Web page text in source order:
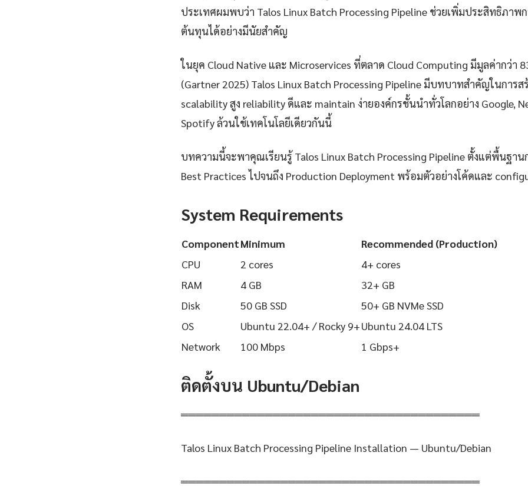
ประเทศผมพบว่า Talos Linux Batch Processing Pipeline ช่วยเพิ่มประสิทธิภาพ
ต้นทุนได้อย่างมีนัยสำคัญ
ในยุค Cloud Native และ Microservices ที่ตลาด Cloud Computing มีมูลค่ากว่า
(Gartner 2025) Talos Linux Batch Processing Pipeline มีบทบาทสำคัญในการ
scalability สูง reliability ดีและ maintain ง่ายองค์กรชั้นนำทั่วโลกอย่าง Google,
Spotify ล้วนใช้เทคโนโลยีเดียวกันนี้
บทความนี้จะพาคุณเรียนรู้ Talos Linux Batch Processing Pipeline ตั้งแต่พื้นฐาน
Best Practices ไปจนถึง Production Deployment พร้อมตัวอย่างโค้ดและ
System Requirements
ComponentMinimum
Recommended (Production)
CPU
2 cores
4+ cores
RAM
4 GB
32+ GB
Disk
50 GB SSD
50+ GB NVMe SSD
OS
Ubuntu 22.04+ / Rocky 9+Ubuntu 24.04 LTS
Network
100 Mbps 1 Gbps+
ติดตั้งบน Ubuntu/Debian
═══════════════════════════════════════
Talos Linux Batch Processing Pipeline Installation — Ubuntu/Debian
═══════════════════════════════════════